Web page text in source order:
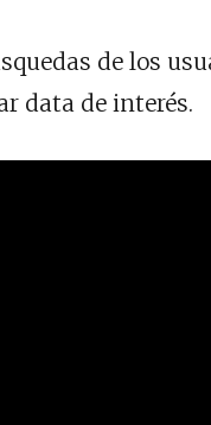
de los
data de interés.